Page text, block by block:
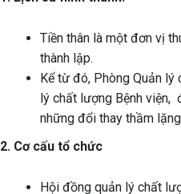
Tiền thân là một đơn vị
thành lập.
Kể từ đó, Phòng Quản
lý chất lượng Bệnh viện,
những đổi thay thầm
2. Cơ cấu tổ chức
Hội đồng quản lý chất